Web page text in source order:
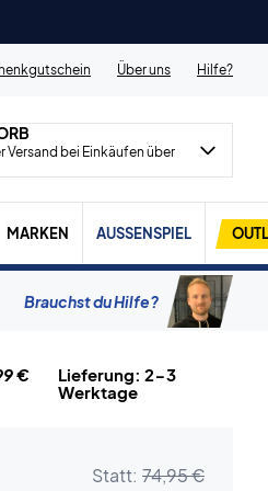
Über uns Hilfe?
Versand bei Einkäufen über
MARKEN AUSSENSPIEL
Brauchst du Hilfe?
€
Lieferung: 2-3
Werktage
Statt: 74,95 €